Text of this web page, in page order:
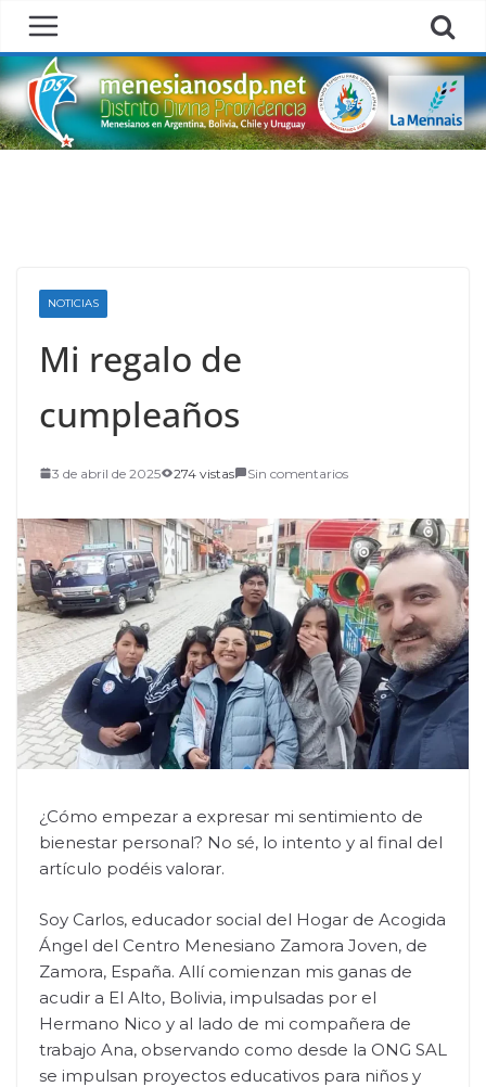
Skip
content
NOTICIAS
Mi regalo de
cumpleaños
3 de abril de 2025 274 vistas Sin comentarios
¿Cómo empezar a expresar mi sentimiento de
bienestar personal? No sé, lo intento y al final del
artículo podéis valorar.
Soy Carlos, educador social del Hogar de Acogida
Ángel del Centro Menesiano Zamora Joven, de
Zamora, España. Allí comienzan mis ganas de
acudir a El Alto, Bolivia, impulsadas por el
Hermano Nico y al lado de mi compañera de
trabajo Ana, observando como desde la ONG SAL
se impulsan proyectos educativos para niños y